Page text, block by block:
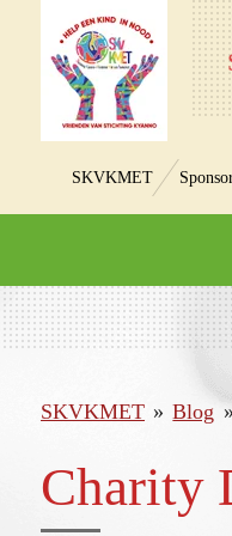
SKVKMET
SKVKMET » Blog »
Charity